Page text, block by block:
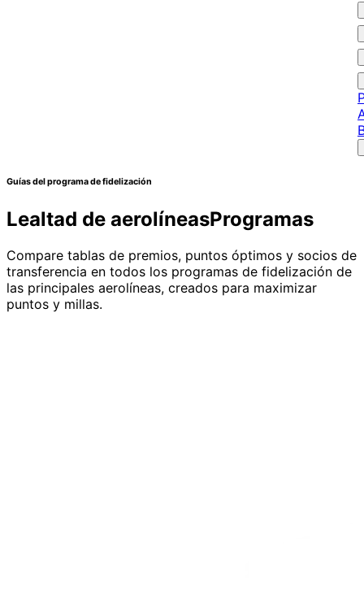
Guías del programa de fidelización
Lealtad de aerolíneasProgramas
Compare tablas de premios, puntos óptimos y socios de
transferencia en todos los programas de fidelización de
las principales aerolíneas, creados para maximizar
puntos y millas.